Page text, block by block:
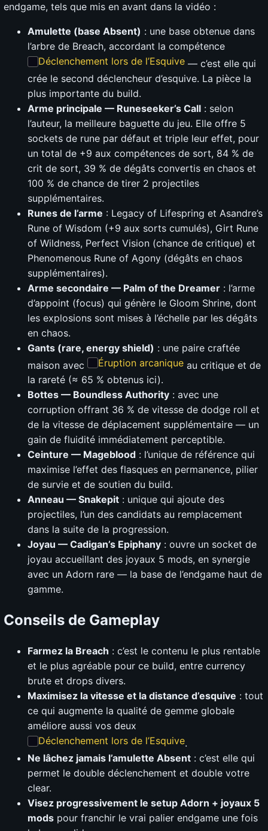
endgame, tels que mis en avant dans la vidéo :
Amulette (base Absent) : une base obtenue dans
l’arbre de Breach, accordant la compétence
Déclenchement lors de l’Esquive — c’est elle qui
crée le second déclencheur d’esquive. La pièce la
plus importante du build.
Arme principale — Runeseeker’s Call : selon
l’auteur, la meilleure baguette du jeu. Elle offre 5
sockets de rune par défaut et triple leur effet, pour
un total de +9 aux compétences de sort, 84 % de
crit de sort, 39 % de dégâts convertis en chaos et
100 % de chance de tirer 2 projectiles
supplémentaires.
Runes de l’arme : Legacy of Lifespring et Asandre’s
Rune of Wisdom (+9 aux sorts cumulés), Girt Rune
of Wildness, Perfect Vision (chance de critique) et
Phenomenous Rune of Agony (dégâts en chaos
supplémentaires).
Arme secondaire — Palm of the Dreamer : l’arme
d’appoint (focus) qui génère le Gloom Shrine, dont
les explosions sont mises à l’échelle par les dégâts
en chaos.
Gants (rare, energy shield) : une paire craftée
maison avec
Éruption arcanique au critique et de
la rareté (≈ 65 % obtenus ici).
Bottes — Boundless Authority : avec une
corruption offrant 36 % de vitesse de dodge roll et
de la vitesse de déplacement supplémentaire — un
gain de fluidité immédiatement perceptible.
Ceinture — Mageblood : l’unique de référence qui
maximise l’effet des flasques en permanence, pilier
de survie et de soutien du build.
Anneau — Snakepit : unique qui ajoute des
projectiles, l’un des candidats au remplacement
dans la suite de la progression.
Joyau — Cadigan’s Epiphany : ouvre un socket de
joyau accueillant des joyaux 5 mods, en synergie
avec un Adorn rare — la base de l’endgame haut de
gamme.
Conseils de Gameplay
Farmez la Breach : c’est le contenu le plus rentable
et le plus agréable pour ce build, entre currency
brute et drops divers.
Maximisez la vitesse et la distance d’esquive : tout
ce qui augmente la qualité de gemme globale
améliore aussi vos deux
Déclenchement lors de l’Esquive.
Ne lâchez jamais l’amulette Absent : c’est elle qui
permet le double déclenchement et double votre
clear.
Visez progressivement le setup Adorn + joyaux 5
mods pour franchir le vrai palier endgame une fois